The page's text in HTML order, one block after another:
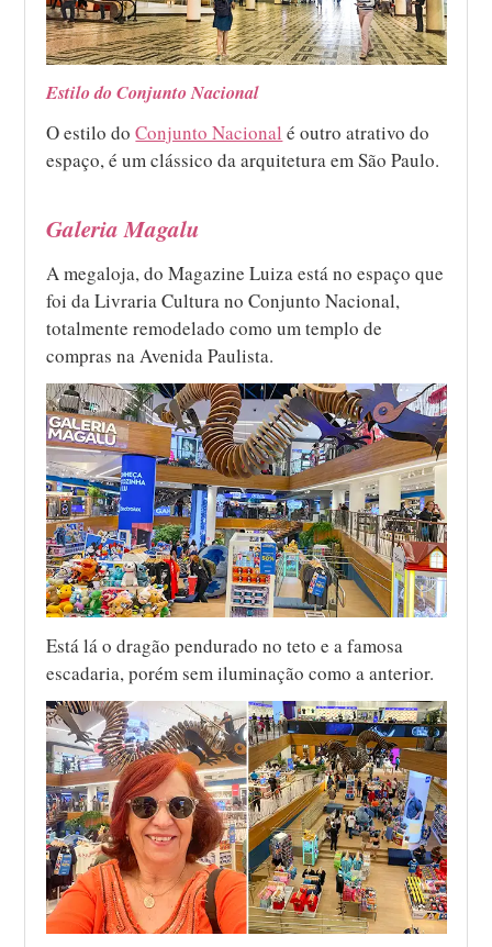
Estilo do Conjunto Nacional
O estilo doConjunto Nacional é outro atrativo do
espaço, é um clássico da arquitetura em São Paulo.
Galeria Magalu
A megaloja, do Magazine Luiza está no espaço que
foi da Livraria Cultura no Conjunto Nacional,
totalmente remodelado como um templo de
compras na Avenida Paulista.
Está lá o dragão pendurado no teto e a famosa
escadaria, porém sem iluminação como a anterior.